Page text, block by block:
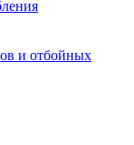
и отбойных